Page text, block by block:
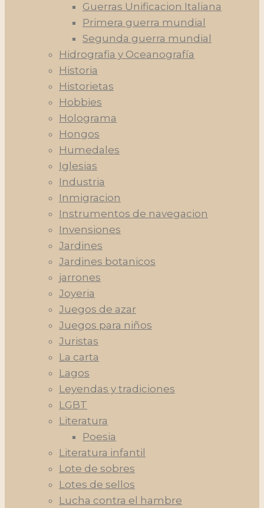
Guerras Unificacion Italiana
Primera guerra mundial
Segunda guerra mundial
Hidrografia y Oceanografía
Historia
Historietas
Hobbies
Holograma
Hongos
Humedales
Iglesias
Industria
Inmigracion
Instrumentos de navegacion
Invensiones
Jardines
Jardines botanicos
jarrones
Joyeria
Juegos de azar
Juegos para niños
Juristas
La carta
Lagos
Leyendas y tradiciones
LGBT
Literatura
Poesia
Literatura infantil
Lote de sobres
Lotes de sellos
Lucha contra el hambre